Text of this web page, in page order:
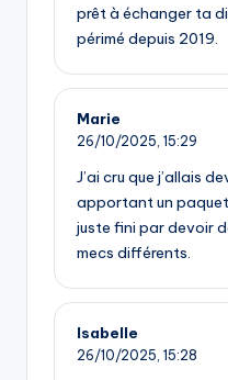
prêt à échanger ta
périmé depuis 2019.
Marie
26/10/2025, 15:29
J’ai cru que j’allais
apportant un paquet
juste fini par devoir
mecs différents.
Isabelle
26/10/2025, 15:28